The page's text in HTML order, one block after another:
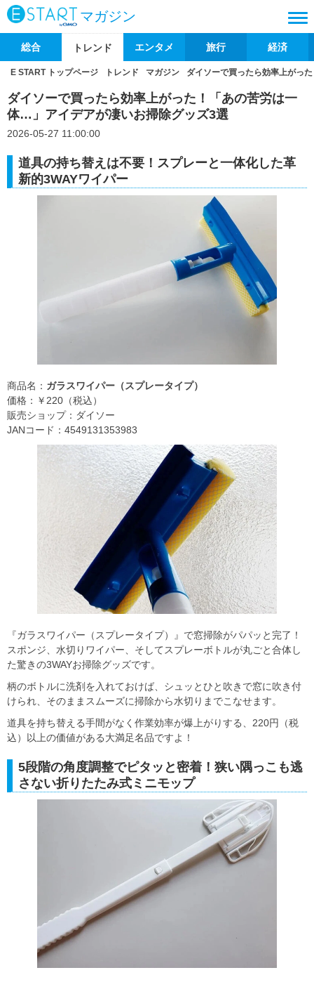
マガジン
総合 トレンド エンタメ 旅行 経済
E START トップページ トレンド マガジン ダイソーで買ったら効率上がっ
ダイソーで買ったら効率上がった！「あの苦労は一
体…」アイデアが凄いお掃除グッズ3選
2026-05-27 11:00:00
道具の持ち替えは不要！スプレーと一体化した革
新的3WAYワイパー
商品名： ガラスワイパー（スプレータイプ）
価格：￥220（税込）
販売ショップ：ダイソー
JANコード：4549131353983
『ガラスワイパー（スプレータイプ）』で窓掃除がパパッと完了！
スポンジ、水切りワイパー、そしてスプレーボトルが丸ごと合体し
た驚きの3WAYお掃除グッズです。
柄のボトルに洗剤を入れておけば、シュッとひと吹きで窓に吹き付
けられ、そのままスムーズに掃除から水切りまでこなせます。
道具を持ち替える手間がなく作業効率が爆上がりする、220円（税
込）以上の価値がある大満足名品ですよ！
5段階の角度調整でピタッと密着！狭い隅っこも逃
さない折りたたみ式ミニモップ